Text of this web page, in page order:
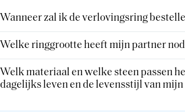
Wanneer zal ik de verlovingsring
Welke ringgrootte heeft mijn partner
Welk materiaal en welke steen passen
dagelijks leven en de levensstijl van mijn